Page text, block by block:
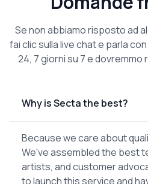
Se non abbiamo risposto ad
fai clic sulla live chat e parla
24, 7 giorni su 7 e
Why is Secta the best?
Because we care about
We've assembled the best
artists, and customer
to launch this service and